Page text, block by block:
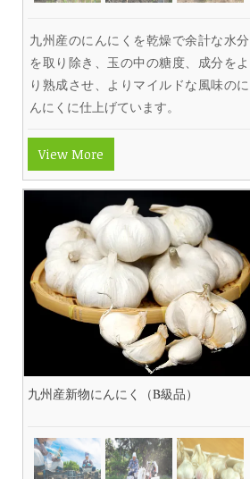
九州産のにんにくを乾燥で余計な水分
を取り除き、玉の中の糖度、成分をよ
り熟成させ、よりマイルドな風味のに
んにくに仕上げています。
View More
九州産新物にんにく（B級品）